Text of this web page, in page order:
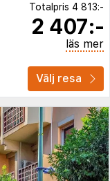
Totalpris 4 813:-
2 407:-
läs mer
Välj resa